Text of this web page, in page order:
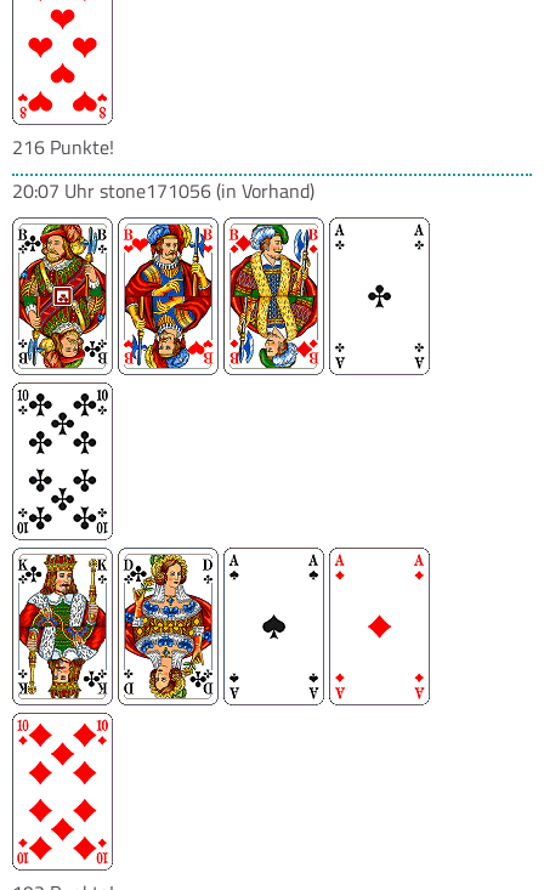
216 Punkte!
20:07 Uhrstone171056(in Vorhand)